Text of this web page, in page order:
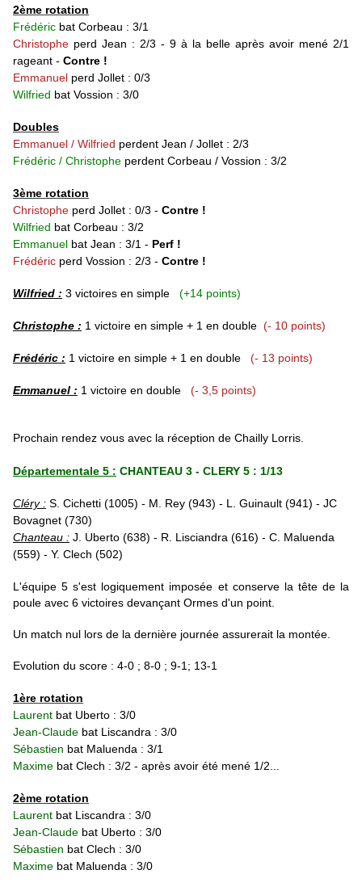
2ème rotation
Frédéric bat Corbeau : 3/1
Christophe perd Jean : 2/3 - 9 à la belle après avoir mené 2/1
rageant - Contre !
Emmanuel perd Jollet : 0/3
Wilfried bat Vossion : 3/0
Doubles
Emmanuel / Wilfried perdent Jean / Jollet : 2/3
Frédéric / Christophe perdent Corbeau / Vossion : 3/2
3ème rotation
Christophe perd Jollet : 0/3 - Contre !
Wilfried bat Corbeau : 3/2
Emmanuel bat Jean : 3/1 - Perf !
Frédéric perd Vossion : 2/3 - Contre !
Wilfried : 3 victoires en simple (+14 points)
Christophe : 1 victoire en simple + 1 en double (- 10 points)
Frédéric : 1 victoire en simple + 1 en double (- 13 points)
Emmanuel : 1 victoire en double (- 3,5 points)
Prochain rendez vous avec la réception de Chailly Lorris.
Départementale 5 : CHANTEAU 3 - CLERY 5 : 1/13
Cléry : S. Cichetti (1005) - M. Rey (943) - L. Guinault (941) - JC
Bovagnet (730)
Chanteau : J. Uberto (638) - R. Lisciandra (616) - C. Maluenda
(559) - Y. Clech (502)
L'équipe 5 s'est logiquement imposée et conserve la tête de la
poule avec 6 victoires devançant Ormes d'un point.
Un match nul lors de la dernière journée assurerait la montée.
Evolution du score : 4-0 ; 8-0 ; 9-1; 13-1
1ère rotation
Laurent bat Uberto : 3/0
Jean-Claude bat Liscandra : 3/0
Sébastien bat Maluenda : 3/1
Maxime bat Clech : 3/2 - après avoir été mené 1/2...
2ème rotation
Laurent bat Liscandra : 3/0
Jean-Claude bat Uberto : 3/0
Sébastien bat Clech : 3/0
Maxime bat Maluenda : 3/0